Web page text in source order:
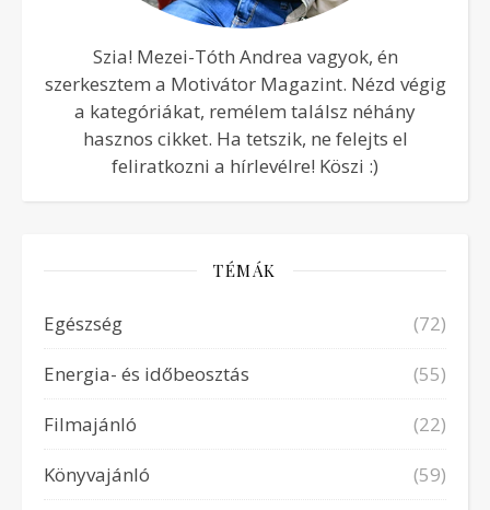
Szia! Mezei-Tóth Andrea vagyok, én
szerkesztem a Motivátor Magazint. Nézd végig
a kategóriákat, remélem találsz néhány
hasznos cikket. Ha tetszik, ne felejts el
feliratkozni a hírlevélre! Köszi :)
TÉMÁK
Egészség
(72)
Energia- és időbeosztás
(55)
Filmajánló
(22)
Könyvajánló
(59)